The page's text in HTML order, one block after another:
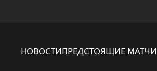
НОВОСТИПРЕДСТОЯЩИЕ МАТЧИ